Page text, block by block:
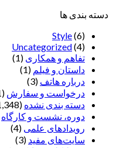
دسته بندی ها
Style(6)
Uncategorized(4)
تفاهم و همکاری (1)
داستان و فیلم (1)
درباره هاتف (3)
درخواست و سفارش (1)
دسته بندی نشده (1,348)
دوره، نشست و کارگاه
رویدادهای علمی (4)
سایت‌های مفید (3)